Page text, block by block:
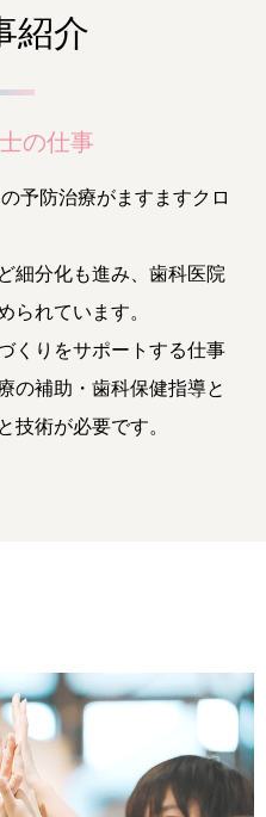
紹介
の仕事
予防治療がますますクロ
細分化も進み、歯科医院
られています。
くりをサポートする仕事
の補助・歯科保健指導と
技術が必要です。